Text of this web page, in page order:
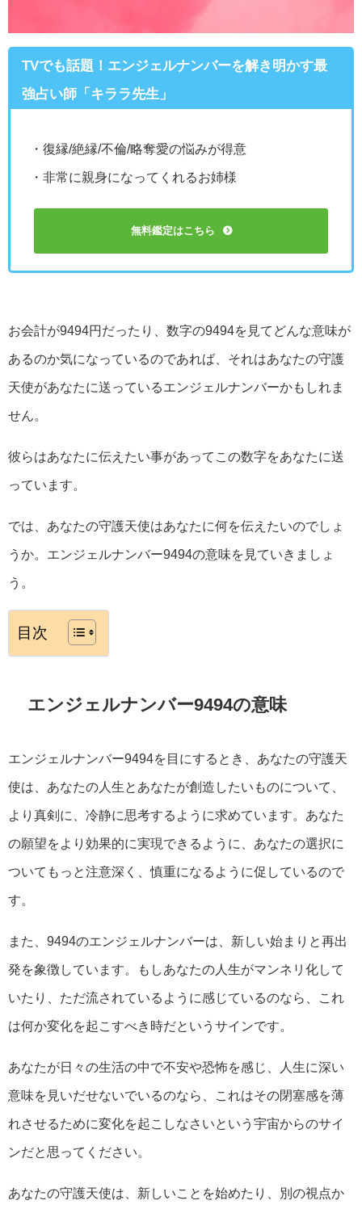
TVでも話題！エンジェルナンバーを解き明かす最
強占い師「キララ先生」
・復縁/絶縁/不倫/略奪愛の悩みが得意
・非常に親身になってくれるお姉様
無料鑑定はこちら
お会計が9494円だったり、数字の9494を見てどんな意味が
あるのか気になっているのであれば、それはあなたの守護
天使があなたに送っているエンジェルナンバーかもしれま
せん。
彼らはあなたに伝えたい事があってこの数字をあなたに送
っています。
では、あなたの守護天使はあなたに何を伝えたいのでしょ
うか。エンジェルナンバー9494の意味を見ていきましょ
う。
目次
エンジェルナンバー9494の意味
エンジェルナンバー9494を目にするとき、あなたの守護天
使は、あなたの人生とあなたが創造したいものについて、
より真剣に、冷静に思考するように求めています。あなた
の願望をより効果的に実現できるように、あなたの選択に
ついてもっと注意深く、慎重になるように促しているので
す。
また、9494のエンジェルナンバーは、新しい始まりと再出
発を象徴しています。もしあなたの人生がマンネリ化して
いたり、ただ流されているように感じているのなら、これ
は何か変化を起こすべき時だというサインです。
あなたが日々の生活の中で不安や恐怖を感じ、人生に深い
意味を見いだせないでいるのなら、これはその閉塞感を薄
れさせるために変化を起こしなさいという宇宙からのサイ
ンだと思ってください。
あなたの守護天使は、新しいことを始めたり、別の視点か